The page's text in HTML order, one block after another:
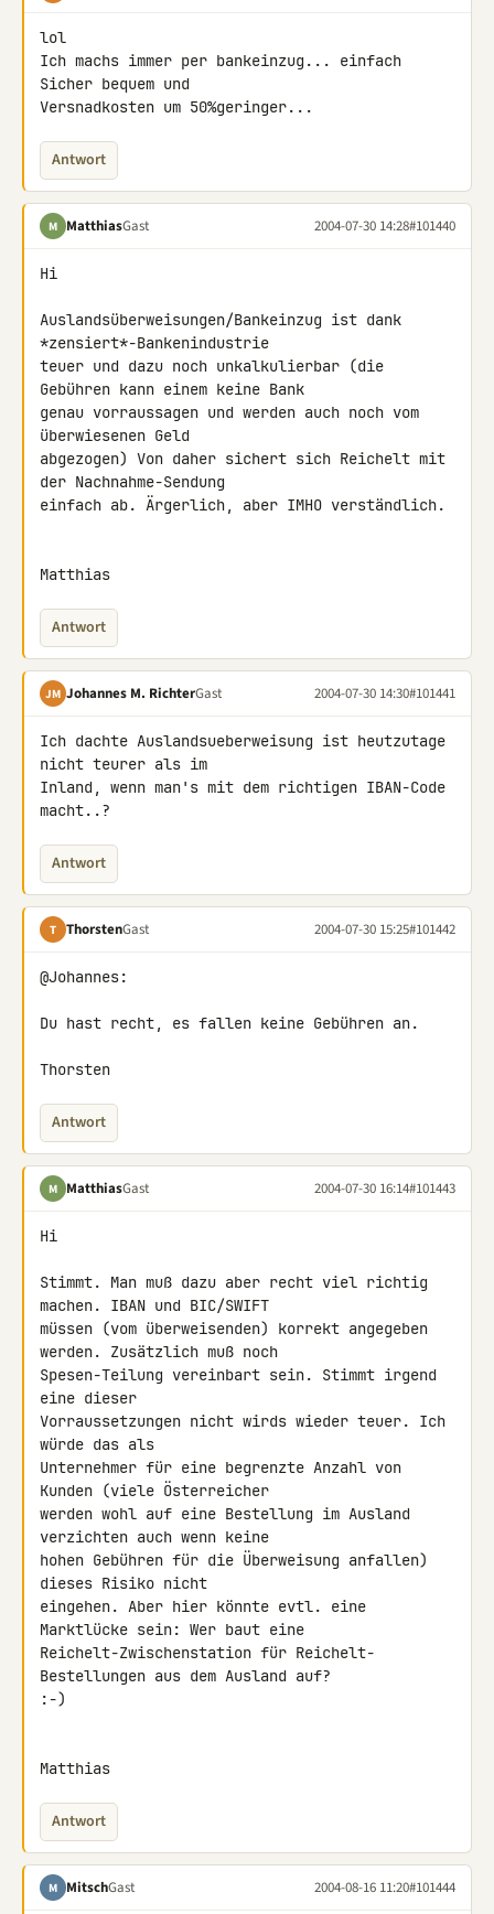
lol
Ich machs immer per bankeinzug... einfach
Sicher bequem und
Versnadkosten um 50%geringer...
Antwort
M MatthiasGast 2004-07-30 14:28#101440
Hi
Auslandsüberweisungen/Bankeinzug ist dank
*zensiert*-Bankenindustrie
teuer und dazu noch unkalkulierbar (die
Gebühren kann einem keine Bank
genau vorraussagen und werden auch noch vom
überwiesenen Geld
abgezogen) Von daher sichert sich Reichelt mit
der Nachnahme-Sendung
einfach ab. Ärgerlich, aber IMHO verständlich.
Matthias
Antwort
JM Johannes M. RichterGast 2004-07-30 14:30#101441
Ich dachte Auslandsueberweisung ist heutzutage
nicht teurer als im
Inland, wenn man's mit dem richtigen IBAN-Code
macht..?
Antwort
T ThorstenGast 2004-07-30 15:25#101442
@Johannes:
Du hast recht, es fallen keine Gebühren an.
Thorsten
Antwort
M MatthiasGast 2004-07-30 16:14#101443
Hi
Stimmt. Man muß dazu aber recht viel richtig
machen. IBAN und BIC/SWIFT
müssen (vom überweisenden) korrekt angegeben
werden. Zusätzlich muß noch
Spesen-Teilung vereinbart sein. Stimmt irgend
eine dieser
Vorraussetzungen nicht wirds wieder teuer. Ich
würde das als
Unternehmer für eine begrenzte Anzahl von
Kunden (viele Österreicher
werden wohl auf eine Bestellung im Ausland
verzichten auch wenn keine
hohen Gebühren für die Überweisung anfallen)
dieses Risiko nicht
eingehen. Aber hier könnte evtl. eine
Marktlücke sein: Wer baut eine
Reichelt-Zwischenstation für Reichelt-
Bestellungen aus dem Ausland auf?
:-)
Matthias
Antwort
M MitschGast 2004-08-16 11:20#101444